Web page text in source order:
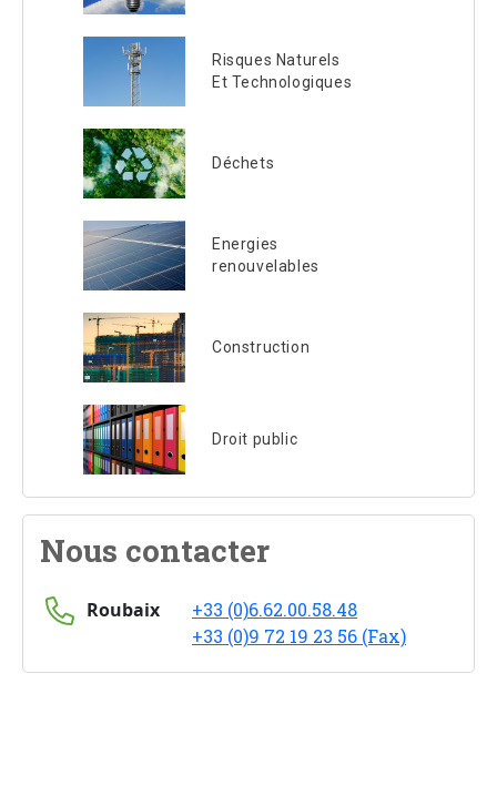
Risques Naturels
Et Technologiques
Déchets
Energies
renouvelables
Construction
Droit public
Nous contacter
Roubaix
+33 (0)6.62.00.58.48
+33 (0)9 72 19 23 56 (Fax)